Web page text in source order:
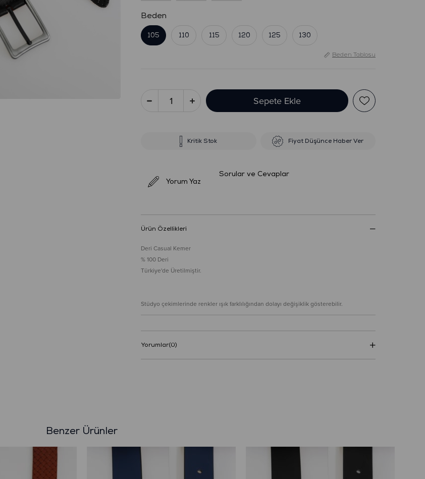
Beden
105 110 115 120 125 130
Beden Tablosu
Kritik Stok Fiyat Düşünce Haber Ver
Yorum Yaz
Sorular ve Cevaplar
Ürün Özellikleri
Deri Casual Kemer
% 100 Deri
Türkiye'de Üretilmiştir.
Stüdyo çekimlerinde renkler ışık farklılığından dolayı değişiklik gösterebilir.
Yorumlar(0)
Benzer Ürünler